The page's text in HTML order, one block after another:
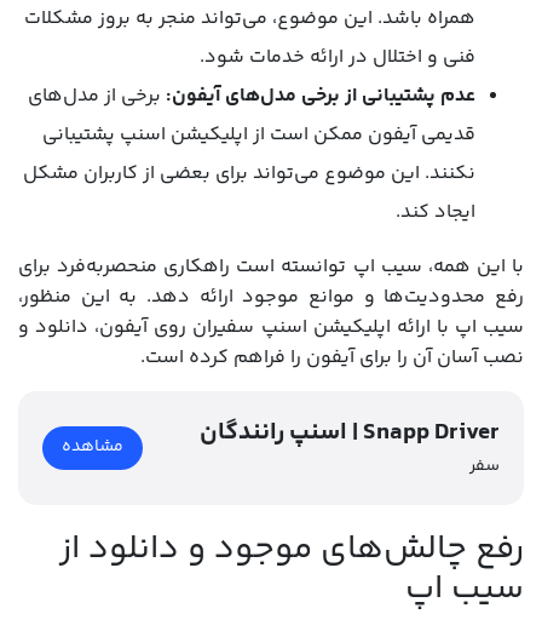
همراه باشد. این موضوع، می‌تواند منجر به بروز مشکلات
فنی و اختلال در ارائه خدمات شود.
عدم پشتیبانی از برخی مدل‌های آیفون: برخی از مدل‌های
قدیمی آیفون ممکن است از اپلیکیشن اسنپ پشتیبانی
نکنند. این موضوع می‌تواند برای بعضی از کاربران مشکل
ایجاد کند.
با این همه، سیب اپ توانسته است راهکاری منحصربه‌فرد برای
رفع محدودیت‌ها و موانع موجود ارائه دهد. به این منظور،
سیب اپ با ارائه اپلیکیشن اسنپ سفیران روی آیفون، دانلود و
نصب آسان آن را برای آیفون را فراهم کرده است.
اسنپ رانندگان | Snapp Driver
سفر
مشاهده
رفع چالش‌های موجود و دانلود از
سیب اپ